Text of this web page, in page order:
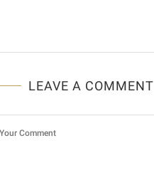
LEAVE A COMMENT